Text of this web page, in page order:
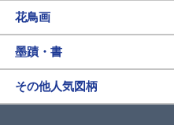
花鳥画
墨蹟・書
その他人気図柄